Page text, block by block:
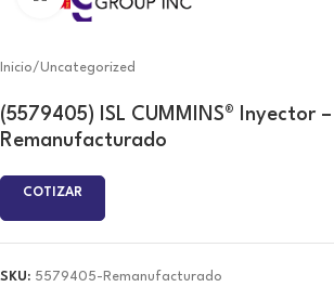
Inicio/Uncategorized
(5579405) ISL CUMMINS® Inyector –
Remanufacturado
COTIZAR
SKU: 5579405-Remanufacturado